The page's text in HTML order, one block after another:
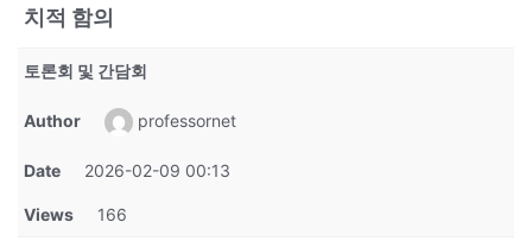
치적 함의
토론회 및 간담회
Author professornet
Date 2026-02-09 00:13
Views 166